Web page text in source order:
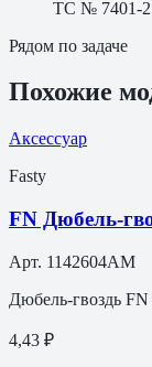
ТС № 7401-
Рядом по задаче
Похожие
Аксессуар
Fasty
FN Дюбель-
Арт. 1142604AM
Дюбель-гвоздь
4,43 ₽